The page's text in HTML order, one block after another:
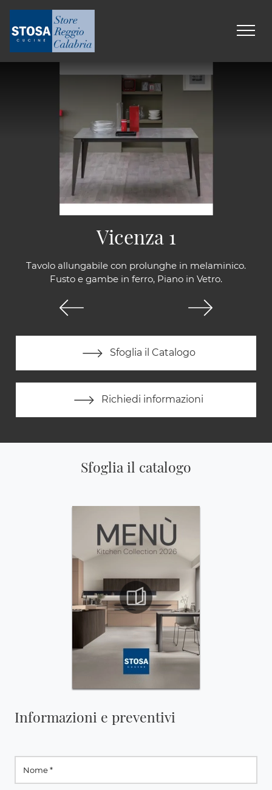
Tavolo allungabile con prolunghe in melaminico.
Fusto e gambe in ferro, Piano in Vetro.
Sfoglia il Catalogo
Richiedi informazioni
Vicenza 1
Sfoglia il catalogo
Informazioni e preventivi